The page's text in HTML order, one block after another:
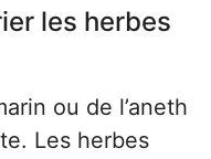
les herbes
ou de l’aneth
Les herbes